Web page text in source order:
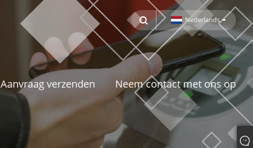
Nederlands
Aanvraag verzenden Neem contact met ons op